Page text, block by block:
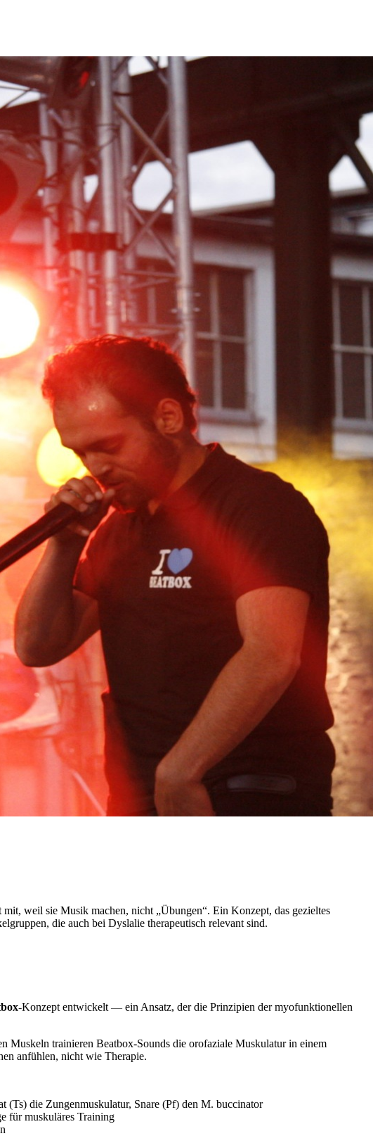
weil sie Musik machen, nicht „Übungen“. Ein Konzept, das gezieltes
die auch bei Dyslalie therapeutisch relevant sind.
-Konzept entwickelt — ein Ansatz, der die Prinzipien der myofunktionellen
Muskeln trainieren Beatbox-Sounds die orofaziale Muskulatur in einem
anfühlen, nicht wie Therapie.
die Zungenmuskulatur, Snare (Pf) den M. buccinator
für muskuläres Training